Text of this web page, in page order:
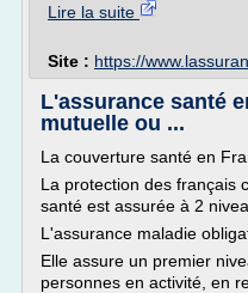
Lire la suite
Site : https://
L'assurance santé
mutuelle ou ...
La couverture santé en
La protection des français
santé est assurée à 2
L'assurance maladie
Elle assure un premier
personnes en activité, en